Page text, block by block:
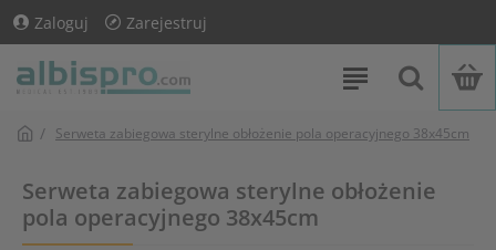
Zaloguj Zarejestruj
Serweta zabiegowa sterylne obłożenie pola operacyjnego 38x45cm
Serweta zabiegowa sterylne obłożenie
pola operacyjnego 38x45cm